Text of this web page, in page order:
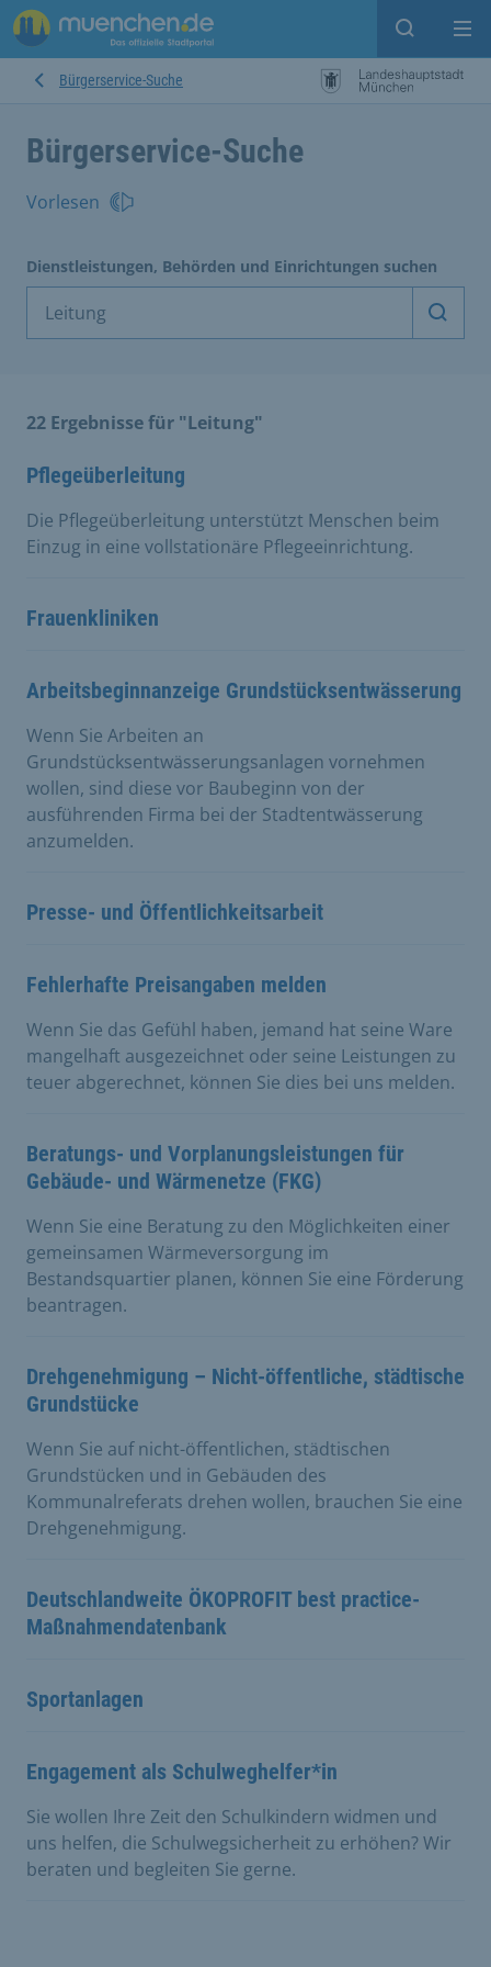
Suche
Bürgerservice-Suche
Bürgerservice-Suche
Vorlesen
Dienstleistungen, Behörden und Einrichtungen suchen
22 Ergebnisse für "Leitung"
Pflegeüberleitung
Die Pflegeüberleitung unterstützt Menschen beim
Einzug in eine vollstationäre Pflegeeinrichtung.
Frauenkliniken
Arbeitsbeginnanzeige Grundstücksentwässerung
Wenn Sie Arbeiten an
Grundstücksentwässerungsanlagen vornehmen
wollen, sind diese vor Baubeginn von der
ausführenden Firma bei der Stadtentwässerung
anzumelden.
Presse- und Öffentlichkeitsarbeit
Fehlerhafte Preisangaben melden
Wenn Sie das Gefühl haben, jemand hat seine Ware
mangelhaft ausgezeichnet oder seine Leistungen zu
teuer abgerechnet, können Sie dies bei uns melden.
Beratungs- und Vorplanungsleistungen für
Gebäude- und Wärmenetze (FKG)
Wenn Sie eine Beratung zu den Möglichkeiten einer
gemeinsamen Wärmeversorgung im
Bestandsquartier planen, können Sie eine Förderung
beantragen.
Drehgenehmigung – Nicht-öffentliche, städtische
Grundstücke
Wenn Sie auf nicht-öffentlichen, städtischen
Grundstücken und in Gebäuden des
Kommunalreferats drehen wollen, brauchen Sie eine
Drehgenehmigung.
Deutschlandweite ÖKOPROFIT best practice-
Maßnahmendatenbank
Sportanlagen
Engagement als Schulweghelfer*in
Sie wollen Ihre Zeit den Schulkindern widmen und
uns helfen, die Schulwegsicherheit zu erhöhen? Wir
beraten und begleiten Sie gerne.